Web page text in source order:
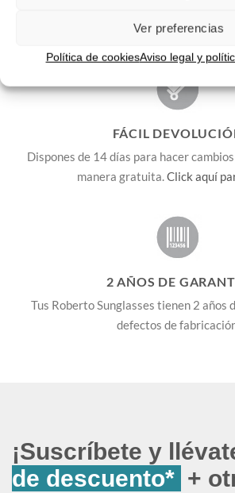
Ver preferencias
Política de cookiesAviso legal y
We ship to all EU
FÁCIL
Dispones de 14 días para hacer
manera gratuita.Click aquí
2 AÑOS DE
Tus Roberto Sunglasses tienen 2 años
defectos de
¡Suscríbete y
de descuento* +